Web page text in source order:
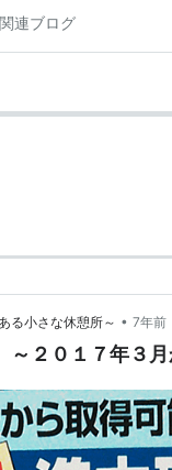
関連ブログ
る小さな休憩所～ • 7年前
２０１７年３月